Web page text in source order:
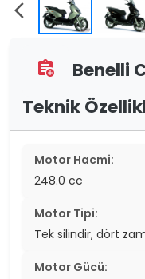
arrow_back_ios
assignment_add
Benelli
Teknik
Motor Hacmi:
248.0 cc
Motor Tipi:
Tek silindir, dört
Motor Gücü: